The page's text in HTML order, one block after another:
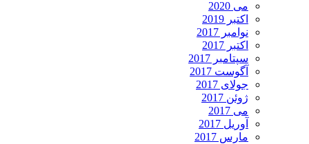
سپتامبر 2017
آگوست 2017
جولای 2017
مارس 2017